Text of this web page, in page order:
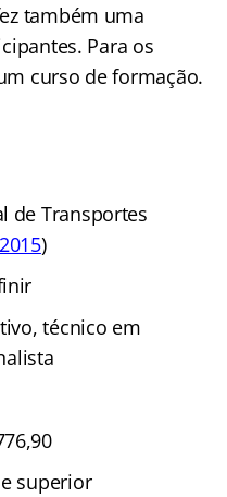
também uma
Para os
curso de formação.
de Transportes
)
técnico em
superior